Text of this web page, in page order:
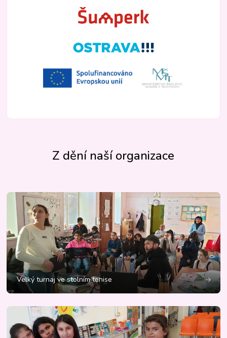
Z dění naší organizace
Velký turnaj ve stolním tenise